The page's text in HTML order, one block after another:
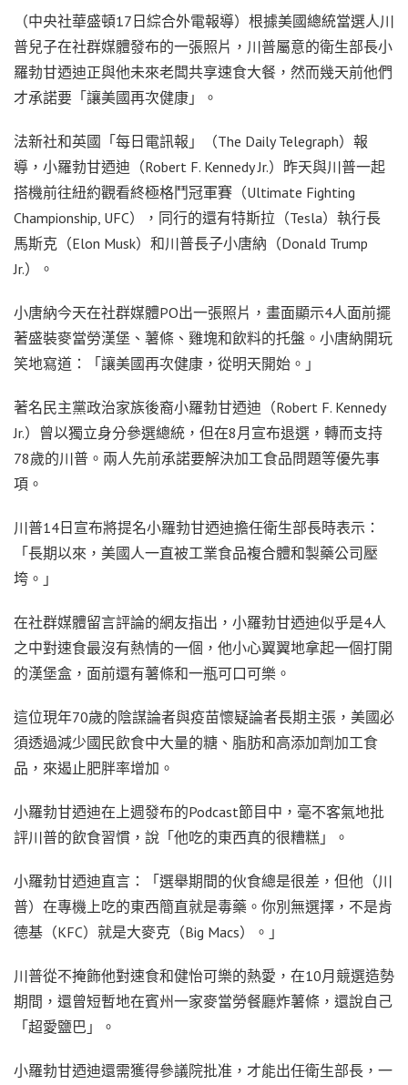
（中央社華盛頓17日綜合外電報導）根據美國總統當選人川
普兒子在社群媒體發布的一張照片，川普屬意的衛生部長小
羅勃甘迺迪正與他未來老闆共享速食大餐，然而幾天前他們
才承諾要「讓美國再次健康」。
法新社和英國「每日電訊報」（The Daily Telegraph）報
導，小羅勃甘迺迪（Robert F. Kennedy Jr.）昨天與川普一起
搭機前往紐約觀看終極格鬥冠軍賽（Ultimate Fighting
Championship, UFC），同行的還有特斯拉（Tesla）執行長
馬斯克（Elon Musk）和川普長子小唐納（Donald Trump
Jr.）。
小唐納今天在社群媒體PO出一張照片，畫面顯示4人面前擺
著盛裝麥當勞漢堡、薯條、雞塊和飲料的托盤。小唐納開玩
笑地寫道：「讓美國再次健康，從明天開始。」
著名民主黨政治家族後裔小羅勃甘迺迪（Robert F. Kennedy
Jr.）曾以獨立身分參選總統，但在8月宣布退選，轉而支持
78歲的川普。兩人先前承諾要解決加工食品問題等優先事
項。
川普14日宣布將提名小羅勃甘迺迪擔任衛生部長時表示：
「長期以來，美國人一直被工業食品複合體和製藥公司壓
垮。」
在社群媒體留言評論的網友指出，小羅勃甘迺迪似乎是4人
之中對速食最沒有熱情的一個，他小心翼翼地拿起一個打開
的漢堡盒，面前還有薯條和一瓶可口可樂。
這位現年70歲的陰謀論者與疫苗懷疑論者長期主張，美國必
須透過減少國民飲食中大量的糖、脂肪和高添加劑加工食
品，來遏止肥胖率增加。
小羅勃甘迺迪在上週發布的Podcast節目中，毫不客氣地批
評川普的飲食習慣，說「他吃的東西真的很糟糕」。
小羅勃甘迺迪直言：「選舉期間的伙食總是很差，但他（川
普）在專機上吃的東西簡直就是毒藥。你別無選擇，不是肯
德基（KFC）就是大麥克（Big Macs）。」
川普從不掩飾他對速食和健怡可樂的熱愛，在10月競選造勢
期間，還曾短暫地在賓州一家麥當勞餐廳炸薯條，還說自己
「超愛鹽巴」。
小羅勃甘迺迪還需獲得參議院批准，才能出任衛生部長，一